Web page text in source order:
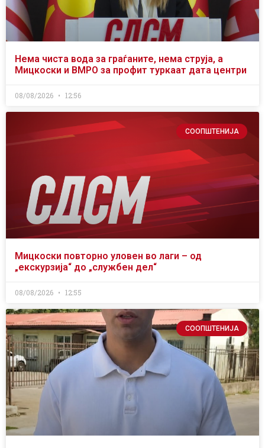
Нема чиста вода за граѓаните, нема струја, а
Мицкоски и ВМРО за профит туркаат дата центри
08/08/2026 12:56
СООПШТЕНИЈА
Мицкоски повторно уловен во лаги – од
„екскурзија“ до „службен дел“
08/08/2026 12:55
СООПШТЕНИЈА